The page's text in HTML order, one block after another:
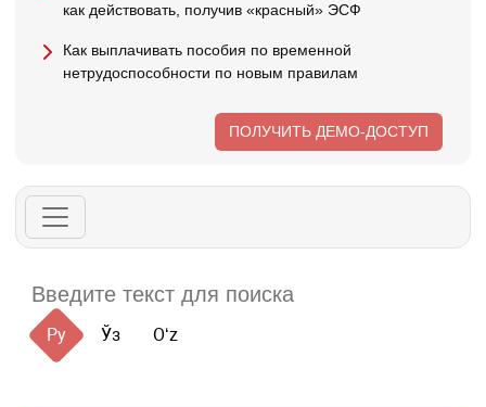
как действовать, получив «красный» ЭСФ
Как выплачивать пособия по временной
нетрудоспособности по новым правилам
ПОЛУЧИТЬ ДЕМО-ДОСТУП
Ру Ўз Oʻz